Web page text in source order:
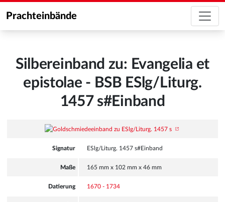
Prachteinbände
Silbereinband zu: Evangelia et
epistolae - BSB ESlg/Liturg.
1457 s#Einband
Signatur ESlg/Liturg. 1457 s#Einband
Maße 165 mm x 102 mm x 46 mm
Datierung 1670 - 1734